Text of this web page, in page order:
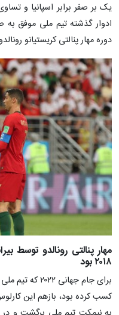
یک بر صفر برابر اسپانیا و
ادوار گذشته تیم ملی موفق
دوره مهار پنالتی کریستیانو
مهار پنالتی رونالدو توسط
۲۰۱۸ بود
برای جام
کسب کرده بود، بازهم این